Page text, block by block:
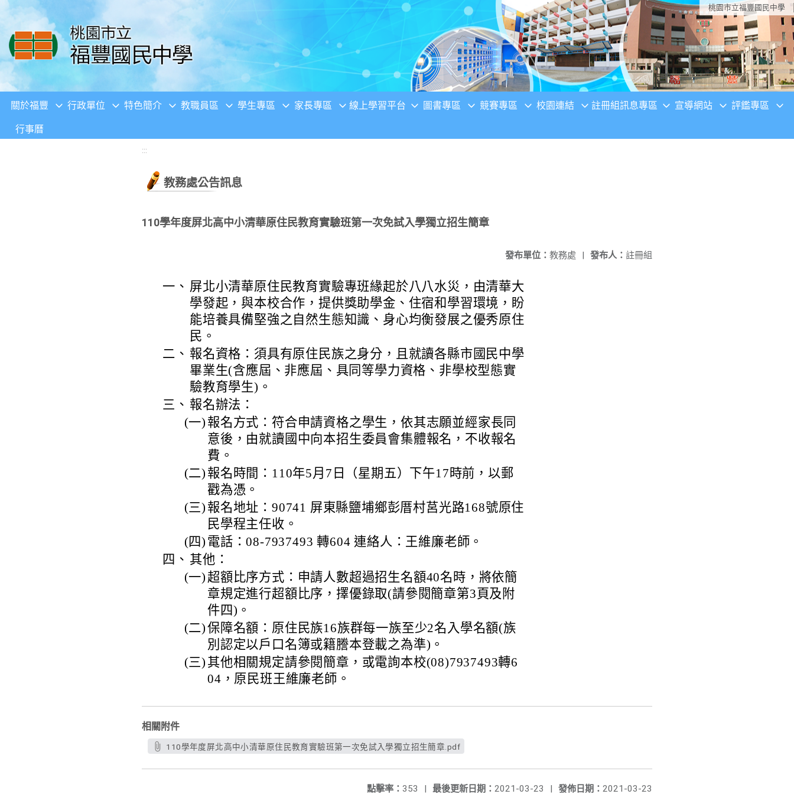
移至網頁之主要內容區位置 桃園市立福豐國民中學
關於福豐 行政單位 特色簡介 教職員區 學生專區 家長專區 線上學習平台 圖書專區 競賽專區 校園連結 註冊組訊息專區 宣導網站 評鑑專區
行事曆
:::
教務處公告訊息
110學年度屏北高中小清華原住民教育實驗班第一次免試入學獨立招生簡章
發布人： 註冊組
發布單位： 教務處 |
一、 屏北小清華原住民教育實驗專班緣起於八八水災，由清華大
學發起，與本校合作，提供獎助學金、住宿和學習環境，盼
能培養具備堅強之自然生態知識、身心均衡發展之優秀原住
民。
二、 報名資格：須具有原住民族之身分，且就讀各縣市國民中學
畢業生(含應屆、非應屆、具同等學力資格、非學校型態實
驗教育學生)。
三、 報名辦法：
(一) 報名方式：符合申請資格之學生，依其志願並經家長同
意後，由就讀國中向本招生委員會集體報名，不收報名
費。
(二) 報名時間：110年5月7日（星期五）下午17時前，以郵
戳為憑。
(三) 報名地址：90741 屏東縣鹽埔鄉彭厝村莒光路168號原住
民學程主任收。
(四) 電話：08-7937493 轉604 連絡人：王維廉老師。
四、 其他：
(一) 超額比序方式：申請人數超過招生名額40名時，將依簡
章規定進行超額比序，擇優錄取(請參閱簡章第3頁及附
件四)。
(二)保障名額：原住民族16族群每一族至少2名入學名額(族
別認定以戶口名簿或籍謄本登載之為準)。
(三) 其他相關規定請參閱簡章，或電詢本校(08)7937493轉6
04，原民班王維廉老師。
相關附件
110學年度屏北高中小清華原住民教育實驗班第一次免試入學獨立招生簡章.pdf
發佈日期： 2021-03-23
最後更新日期： 2021-03-23 |
點擊率： 353 |